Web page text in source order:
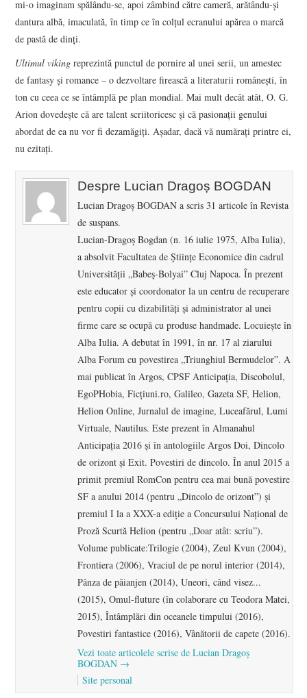
mi-o imaginam spălându-se, apoi zâmbind către cameră, arătându-şi
dantura albă, imaculată, în timp ce în colţul ecranului apărea o marcă
de pastă de dinţi.
Ultimul viking reprezintă punctul de pornire al unei serii, un amestec
de fantasy şi romance – o dezvoltare firească a literaturii româneşti, în
ton cu ceea ce se întâmplă pe plan mondial. Mai mult decât atât, O. G.
Arion dovedeşte că are talent scriitoricesc şi că pasionaţii genului
abordat de ea nu vor fi dezamăgiţi. Aşadar, dacă vă număraţi printre ei,
nu ezitaţi.
Despre Lucian Dragoș BOGDAN
Lucian Dragoș BOGDAN a scris 31 articole în Revista
de suspans.
Lucian-Dragoş Bogdan (n. 16 iulie 1975, Alba Iulia),
a absolvit Facultatea de Ştiinţe Economice din cadrul
Universităţii „Babeş-Bolyai” Cluj Napoca. În prezent
este educator şi coordonator la un centru de recuperare
pentru copii cu dizabilităţi şi administrator al unei
firme care se ocupă cu produse handmade. Locuieşte în
Alba Iulia. A debutat în 1991, în nr. 17 al ziarului
Alba Forum cu povestirea „Triunghiul Bermudelor”. A
mai publicat în Argos, CPSF Anticipaţia, Discobolul,
EgoPHobia, Ficţiuni.ro, Galileo, Gazeta SF, Helion,
Helion Online, Jurnalul de imagine, Luceafărul, Lumi
Virtuale, Nautilus. Este prezent în Almanahul
Anticipaţia 2016 şi în antologiile Argos Doi, Dincolo
de orizont şi Exit. Povestiri de dincolo. În anul 2015 a
primit premiul RomCon pentru cea mai bună povestire
SF a anului 2014 (pentru „Dincolo de orizont”) şi
premiul I la a XXX-a ediţie a Concursului Naţional de
Proză Scurtă Helion (pentru „Doar atât: scriu”).
Volume publicate:Trilogie (2004), Zeul Kvun (2004),
Frontiera (2006), Vraciul de pe norul interior (2014),
Pânza de păianjen (2014), Uneori, când visez...
(2015), Omul-fluture (în colaborare cu Teodora Matei,
2015), Întâmplări din oceanele timpului (2016),
Povestiri fantastice (2016), Vânătorii de capete (2016).
Vezi toate articolele scrise de Lucian Dragoș
BOGDAN →
Site personal